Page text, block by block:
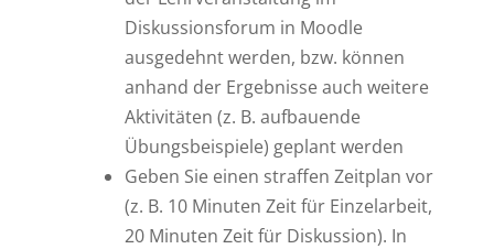
Diskussionsforum in Moodle
ausgedehnt werden, bzw. können
anhand der Ergebnisse auch weitere
Aktivitäten (z. B. aufbauende
Übungsbeispiele) geplant werden
Geben Sie einen straffen Zeitplan vor
(z. B. 10 Minuten Zeit für Einzelarbeit,
20 Minuten Zeit für Diskussion). In